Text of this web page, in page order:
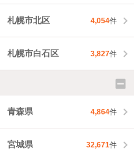
札幌市北区 4,054件
札幌市白石区 3,827件
青森県 4,864件
宮城県 32,671件